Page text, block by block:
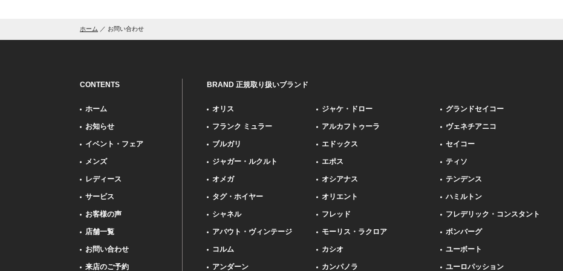
ホーム お問い合わせ
CONTENTS
ホーム
お知らせ
イベント・フェア
メンズ
レディース
サービス
お客様の声
店舗一覧
お問い合わせ
来店のご予約
BRAND 正規取り扱いブランド
オリス
フランク ミュラー
ブルガリ
ジャガー・ルクルト
オメガ
タグ・ホイヤー
シャネル
アバウト・ヴィンテージ
コルム
アンダーン
ジャケ・ドロー
アルカフトゥーラ
エドックス
エポス
オシアナス
オリエント
フレッド
モーリス・ラクロア
カシオ
カンパノラ
グランドセイコー
ヴェネチアニコ
セイコー
ティソ
テンデンス
ハミルトン
フレデリック・コンスタント
ボンバーグ
ユーボート
ユーロパッション